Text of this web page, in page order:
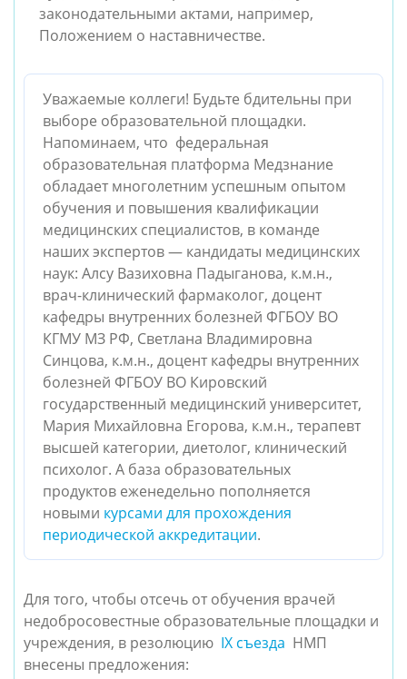
законодательными актами, например,
Положением о наставничестве.
Уважаемые коллеги! Будьте бдительны при
выборе образовательной площадки.
Напоминаем, что федеральная
образовательная платформа Медзнание
обладает многолетним успешным опытом
обучения и повышения квалификации
медицинских специалистов, в команде
наших экспертов — кандидаты медицинских
наук: Алсу Вазиховна Падыганова, к.м.н.,
врач-клинический фармаколог, доцент
кафедры внутренних болезней ФГБОУ ВО
КГМУ МЗ РФ, Светлана Владимировна
Синцова, к.м.н., доцент кафедры внутренних
болезней ФГБОУ ВО Кировский
государственный медицинский университет,
Мария Михайловна Егорова, к.м.н., терапевт
высшей категории, диетолог, клинический
психолог. А база образовательных
продуктов еженедельно пополняется
новыми курсами для прохождения
периодической аккредитации.
Для того, чтобы отсечь от обучения врачей
недобросовестные образовательные площадки и
учреждения, в резолюцию IX съезда НМП
внесены предложения: